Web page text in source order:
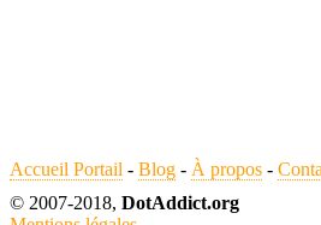
Accueil Portail - Blog - À propos -
© 2007-2018, DotAddict.org